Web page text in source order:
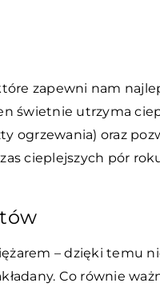
zapewni nam
świetnie utrzyma
ogrzewania) oraz
cieplejszych pór
– dzięki temu
Co równie